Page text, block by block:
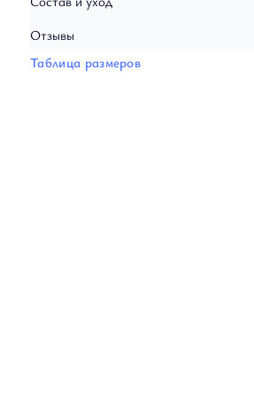
Кардиганы
Отзывы
Таблица размеров